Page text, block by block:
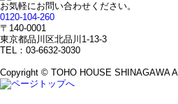
お気軽にお問い合わせください。
0120-104-260
〒140-0001
東京都品川区北品川1-13-3
TEL：03-6632-3030
Copyright © TOHO HOUSE SHINAGAWA